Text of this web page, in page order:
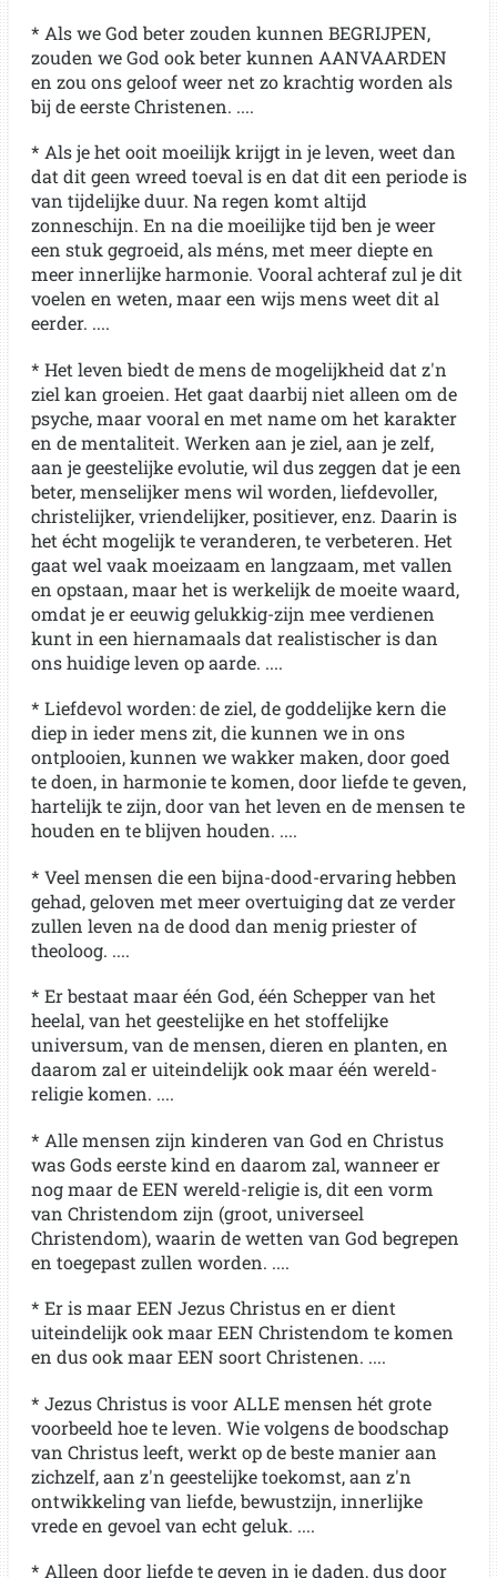
* Als we God beter zouden kunnen BEGRIJPEN,
zouden we God ook beter kunnen AANVAARDEN
en zou ons geloof weer net zo krachtig worden als
bij de eerste Christenen. ....
* Als je het ooit moeilijk krijgt in je leven, weet dan
dat dit geen wreed toeval is en dat dit een periode is
van tijdelijke duur. Na regen komt altijd
zonneschijn. En na die moeilijke tijd ben je weer
een stuk gegroeid, als méns, met meer diepte en
meer innerlijke harmonie. Vooral achteraf zul je dit
voelen en weten, maar een wijs mens weet dit al
eerder. ....
* Het leven biedt de mens de mogelijkheid dat z'n
ziel kan groeien. Het gaat daarbij niet alleen om de
psyche, maar vooral en met name om het karakter
en de mentaliteit. Werken aan je ziel, aan je zelf,
aan je geestelijke evolutie, wil dus zeggen dat je een
beter, menselijker mens wil worden, liefdevoller,
christelijker, vriendelijker, positiever, enz. Daarin is
het écht mogelijk te veranderen, te verbeteren. Het
gaat wel vaak moeizaam en langzaam, met vallen
en opstaan, maar het is werkelijk de moeite waard,
omdat je er eeuwig gelukkig-zijn mee verdienen
kunt in een hiernamaals dat realistischer is dan
ons huidige leven op aarde. ....
* Liefdevol worden: de ziel, de goddelijke kern die
diep in ieder mens zit, die kunnen we in ons
ontplooien, kunnen we wakker maken, door goed
te doen, in harmonie te komen, door liefde te geven,
hartelijk te zijn, door van het leven en de mensen te
houden en te blijven houden. ....
* Veel mensen die een bijna-dood-ervaring hebben
gehad, geloven met meer overtuiging dat ze verder
zullen leven na de dood dan menig priester of
theoloog. ....
* Er bestaat maar één God, één Schepper van het
heelal, van het geestelijke en het stoffelijke
universum, van de mensen, dieren en planten, en
daarom zal er uiteindelijk ook maar één wereld-
religie komen. ....
* Alle mensen zijn kinderen van God en Christus
was Gods eerste kind en daarom zal, wanneer er
nog maar de EEN wereld-religie is, dit een vorm
van Christendom zijn (groot, universeel
Christendom), waarin de wetten van God begrepen
en toegepast zullen worden. ....
* Er is maar EEN Jezus Christus en er dient
uiteindelijk ook maar EEN Christendom te komen
en dus ook maar EEN soort Christenen. ....
* Jezus Christus is voor ALLE mensen hét grote
voorbeeld hoe te leven. Wie volgens de boodschap
van Christus leeft, werkt op de beste manier aan
zichzelf, aan z'n geestelijke toekomst, aan z'n
ontwikkeling van liefde, bewustzijn, innerlijke
vrede en gevoel van echt geluk. ....
* Alleen door liefde te geven in je daden, dus door